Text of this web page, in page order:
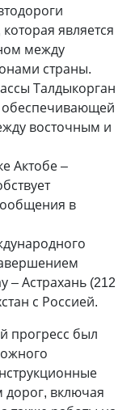
является
между
страны.
Талдыкорган
обеспечивающей
восточным и
Актобе –
в
– Астрахань (212
с Россией.
прогресс был
дорог, включая